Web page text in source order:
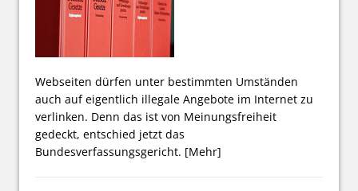
Webseiten dürfen unter bestimmten Umständen
auch auf eigentlich illegale Angebote im Internet zu
verlinken. Denn das ist von Meinungsfreiheit
gedeckt, entschied jetzt das
Bundesverfassungsgericht. [Mehr]